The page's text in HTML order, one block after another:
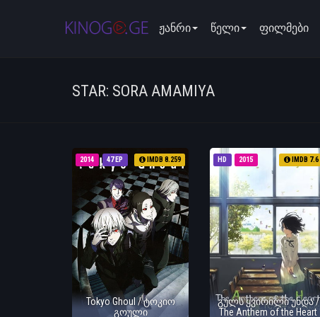
ჟანრი წელი ფილმები
STAR: SORA AMAMIYA
47 EP
2014 IMDB 8.259
Tokyo Ghoul / ტოკიო
გოული
HD 2015 IMDB 7.6
გულს ყვირილი უნდა /
The Anthem of the Heart